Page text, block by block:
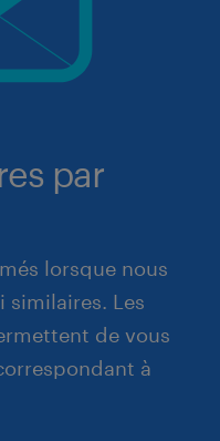
par
lorsque nous
similaires. Les
de vous
à